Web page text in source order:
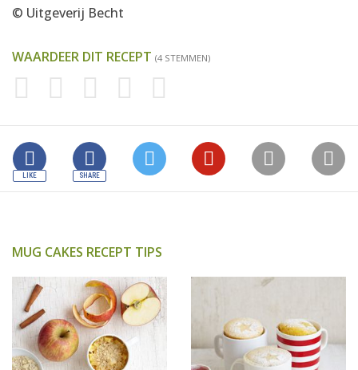
© Uitgeverij Becht
WAARDEER DIT RECEPT (4 STEMMEN)
MUG CAKES RECEPT TIPS